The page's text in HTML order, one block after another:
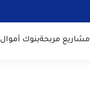
مشاريع مربحةبنوك أموال